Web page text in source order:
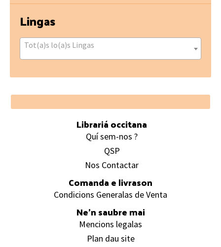
Lingas
Tot(a)s lo(a)s Lingas
Footer
Librariá occitana
Quí sem-nos ?
QSP
Nos Contactar
Comanda e livrason
Condicions Generalas de Venta
Ne’n saubre mai
Mencions legalas
Plan dau site